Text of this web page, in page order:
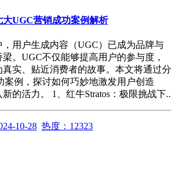
UGC营销成功案例解析
用户生成内容（UGC）已成为品牌与
。UGC不仅能够提高用户的参与度，
实、贴近消费者的故事。本文将通过分
案例，探讨如何巧妙地激发用户创造
的活力。 1、红牛Stratos：极限挑战下..
10-28 热度：12323